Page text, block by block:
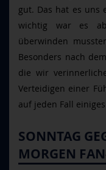
gut. Das hat es uns
wichtig war es
überwinden
Besonders nach
die wir
Verteidigen einer
auf jeden Fall
SONNTAG
MORGEN